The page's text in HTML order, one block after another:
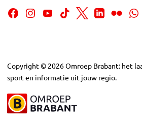
Copyright © 2026Omroep Brabant: het
sport en informatie uit jouw regio.